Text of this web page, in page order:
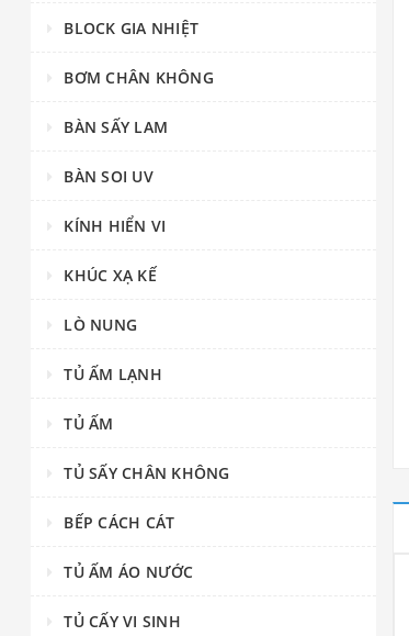
BLOCK GIA NHIỆT
BƠM CHÂN KHÔNG
BÀN SẤY LAM
BÀN SOI UV
KÍNH HIỂN VI
KHÚC XẠ KẾ
LÒ NUNG
TỦ ẤM LẠNH
TỦ ẤM
TỦ SẤY CHÂN KHÔNG
BẾP CÁCH CÁT
TỦ ẤM ÁO NƯỚC
TỦ CẤY VI SINH